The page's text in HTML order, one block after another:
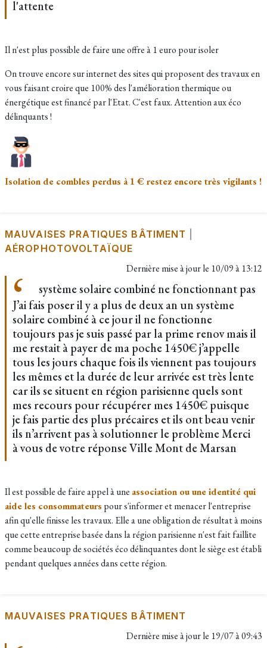
l'attente
Il n'est plus possible de faire une offre à 1 euro pour isoler
On trouve encore sur internet des sites qui proposent des travaux en
vous faisant croire que 100% des l'amélioration thermique ou
énergétique est financé par l'Etat. C'est faux. Attention aux éco
délinquants !
Isolation de combles perdus à 1 € restez encore très vigilants !
MAUVAISES PRATIQUES BÂTIMENT
AÉROPHOTOVOLTAÏQUE
Dernière mise à jour le 10/09 à 13:12
système solaire combiné ne fonctionnant pas
J’ai fais poser il y a plus de deux an un système
solaire combiné à ce jour il ne fonctionne
toujours pas je suis passé par la prime renov mais il
me restait à payer de ma poche 1450€ j’appelle
tous les jours chaque fois ils viennent pas toujours
les mêmes et la durée de leur arrivée est très lente
car ils se situent en région parisienne quels sont
mes recours pour récupérer mes 1450€ puisque
je fais partie des plus précaires et ils ont beau venir
ils n’arrivent pas à solutionner le problème Merci
à vous de votre réponse Ville Mont de Marsan
Il est possible de faire appel à une association ou une identité qui
aide les consommateurs pour s'informer et menacer l'entreprise
afin qu'elle finisse les travaux. Elle a une obligation de résultat à moins
que cette entreprise basée dans la région parisienne n'est fait faillite
comme beaucoup de sociétés éco délinquantes dont le siège est établi
pendant quelques années dans cette région.
MAUVAISES PRATIQUES BÂTIMENT
Dernière mise à jour le 19/07 à 09:43